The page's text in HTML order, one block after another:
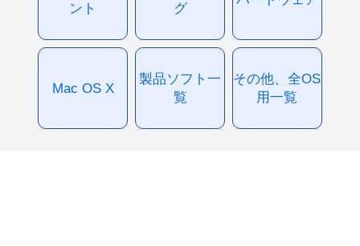
ント
グ
Mac OS X
製品ソフト一
覧
その他、全OS
用一覧